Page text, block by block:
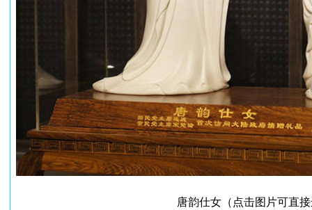
唐韵仕女（点击图片可直